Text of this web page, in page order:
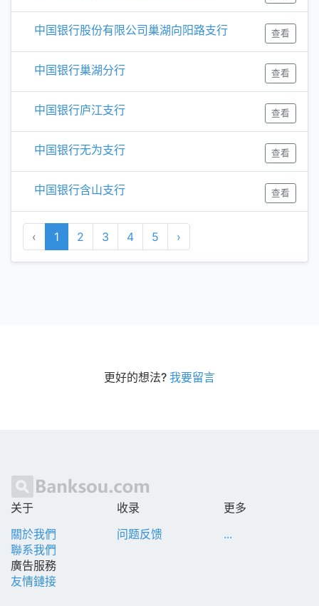
查看
中国银行股份有限公司巢湖向阳路支行
查看
中国银行巢湖分行
查看
中国银行庐江支行
查看
中国银行无为支行
查看
中国银行含山支行
‹ 1 2 3 4 5 ›
更好的想法? 我要留言
关于
關於我們
聯系我們
廣告服務
友情鏈接
收录
问题反馈
更多
...